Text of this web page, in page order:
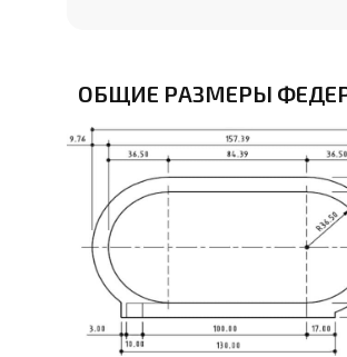
ОБЩИЕ РАЗМЕРЫ